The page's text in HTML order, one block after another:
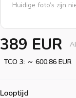
Huidige foto’s zijn
389 EUR
TCO 3: ～ 600.86 EUR
Looptijd